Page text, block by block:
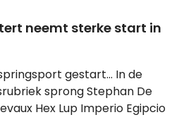
neemt sterke start in
gestart... In de
sprong Stephan De
Hex Lup Imperio Egipcio